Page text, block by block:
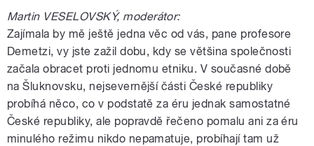
Martin VESELOVSKÝ, moderátor:
Zajímala by mě ještě jedna věc od vás, pane profesore
Demetzi, vy jste zažil dobu, kdy se většina společnosti
začala obracet proti jednomu etniku. V současné době
na Šluknovsku, nejsevernější části České republiky
probíhá něco, co v podstatě za éru jednak samostatné
České republiky, ale popravdě řečeno pomalu ani za éru
minulého režimu nikdo nepamatuje, probíhají tam už